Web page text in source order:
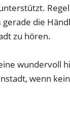
gerade die
zu hören.
wundervoll
wenn